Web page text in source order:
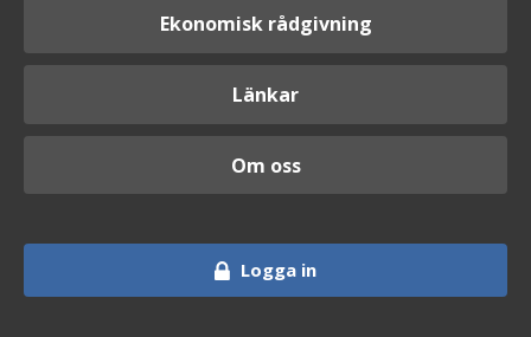
Ekonomisk rådgivning
Länkar
Om oss
Logga in